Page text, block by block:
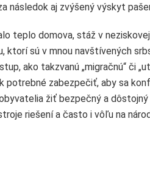
následok aj zvýšený výskyt
teplo domova, stáž v
ktorí sú v mnou navštívených
ako takzvanú „migračnú“ či
potrebné zabezpečiť, aby sa
žiť bezpečný a
riešení a často i vôľu na